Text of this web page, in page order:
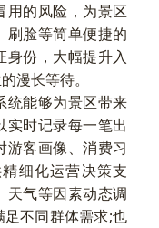
用的风险，为景区
刷脸等简单便捷的
身份，大幅提升入
漫长等待。
能够为景区带来
实时记录每一笔出
游客画像、消费习
细化运营决策支
天气等因素动态调
不同群体需求;也